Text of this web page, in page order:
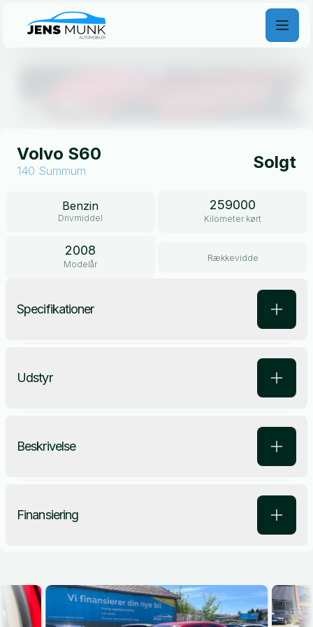
Volvo S60
140 Summum Solgt
Benzin
Drivmiddel
259000
Kilometer kørt
2008
Modelår
Rækkevidde
Specifikationer
Udstyr
Beskrivelse
Finansiering